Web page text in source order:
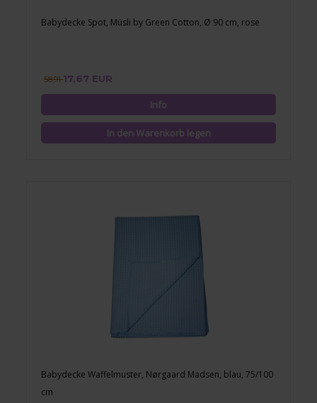
Babydecke Spot, Müsli by Green Cotton, Ø 90 cm, rose
58,9117,67 EUR
Babydecke Waffelmuster, Nørgaard Madsen, blau, 75/100
cm